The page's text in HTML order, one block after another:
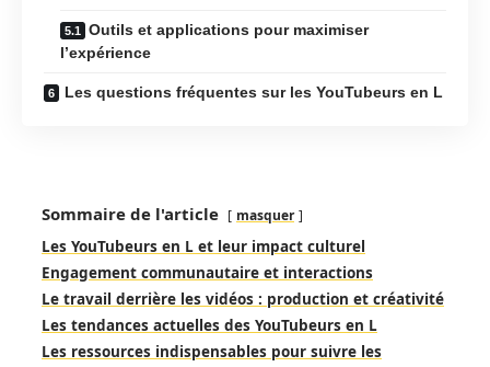
Outils et applications pour maximiser
l’expérience
Les questions fréquentes sur les YouTubeurs en L
Sommaire de l'article masquer
Les YouTubeurs en L et leur impact culturel
Engagement communautaire et interactions
Le travail derrière les vidéos : production et créativité
Les tendances actuelles des YouTubeurs en L
Les ressources indispensables pour suivre les